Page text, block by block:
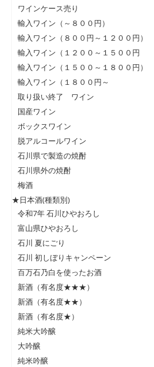
ワインケース売り
輸入ワイン（～８００円）
輸入ワイン（８００円～１２００円）
輸入ワイン（１２００～１５００円
輸入ワイン（１５００～１８００円）
輸入ワイン（１８００円～
取り扱い終了 ワイン
国産ワイン
ボックスワイン
脱アルコールワイン
石川県で製造の焼酎
石川県外の焼酎
梅酒
★日本酒(種類別)
令和7年 石川ひやおろし
富山県ひやおろし
石川 夏にごり
石川 初しぼりキャンペーン
百万石乃白を使ったお酒
新酒（有名度★★★）
新酒（有名度★★）
新酒（有名度★）
純米大吟醸
大吟醸
純米吟醸